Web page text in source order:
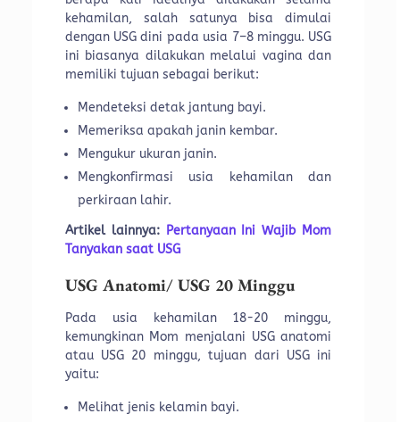
kehamilan, salah satunya bisa dimulai
dengan USG dini pada usia 7–8 minggu. USG
ini biasanya dilakukan melalui vagina dan
memiliki tujuan sebagai berikut:
Mendeteksi detak jantung bayi.
Memeriksa apakah janin kembar.
Mengukur ukuran janin.
Mengkonfirmasi usia kehamilan dan
perkiraan lahir.
Artikel lainnya: Pertanyaan Ini Wajib Mom
Tanyakan saat USG
USG Anatomi/ USG 20 Minggu
Pada usia kehamilan 18-20 minggu,
kemungkinan Mom menjalani USG anatomi
atau USG 20 minggu, tujuan dari USG ini
yaitu:
Melihat jenis kelamin bayi.